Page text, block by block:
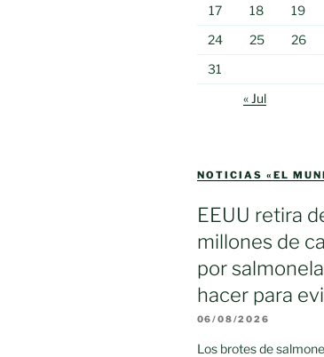
17
18 19
24
25 26
31
« Jul
NOTICIAS «EL
EEUU retira
millones de
por
hacer para
06/08/2026
Los brotes de